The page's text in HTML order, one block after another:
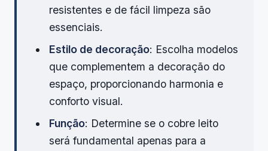
resistentes e de fácil limpeza são
essenciais.
Estilo de decoração: Escolha modelos
que complementem a decoração do
espaço, proporcionando harmonia e
conforto visual.
Função: Determine se o cobre leito
será fundamental apenas para a